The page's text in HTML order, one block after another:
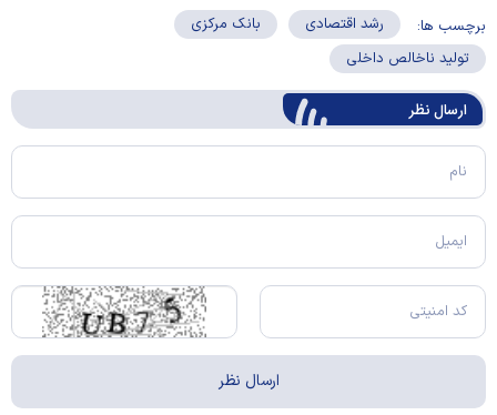
برچسب ها: رشد اقتصادی
بانک مرکزی
تولید ناخالص داخلی
ارسال‌ نظر